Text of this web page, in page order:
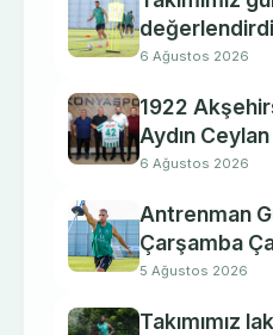
değerlendirdi
6 Ağustos 2026
1922
Aydın
ziyaret etti.
6 Ağustos 2026
Antrenman
Çarşamba
5 Ağustos 2026
Takımımız